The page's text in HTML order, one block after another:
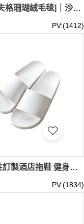
[訂製華夫格珊瑚絨毛毯]｜沙發毛毯｜辦公室午睡毛毯 Goodwell物業公司 100*150CM、120*200CM、150*200CM、180*200CM、200*230CM SKBD031
PV:(1412)
時尚個性訂製酒店拖鞋 健身房拖鞋 水上樂園防滑拖鞋 DIY訂製LOGO SKBD029
PV:(1834)